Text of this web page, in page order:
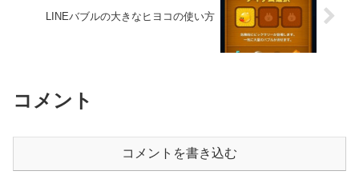
LINEバブルの大きなヒヨコの使い方
コメント
コメントを書き込む